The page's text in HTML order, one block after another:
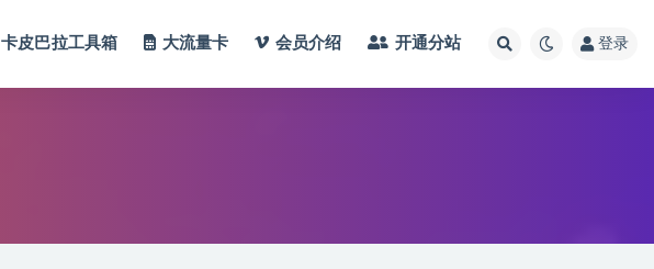
卡皮巴拉工具箱 大流量卡 会员介绍 开通分站 登录